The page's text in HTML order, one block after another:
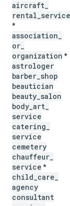
aircraft
rental service
*
association
or
organization *
astrologer
barber shop
beautician
beauty salon
body art
service
catering
service
cemetery
chauffeur
service *
child care
agency
consultant